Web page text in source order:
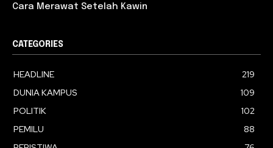
Cara Merawat Setelah Kawin
CATEGORIES
HEADLINE
219
DUNIA KAMPUS
109
POLITIK
102
PEMILU
88